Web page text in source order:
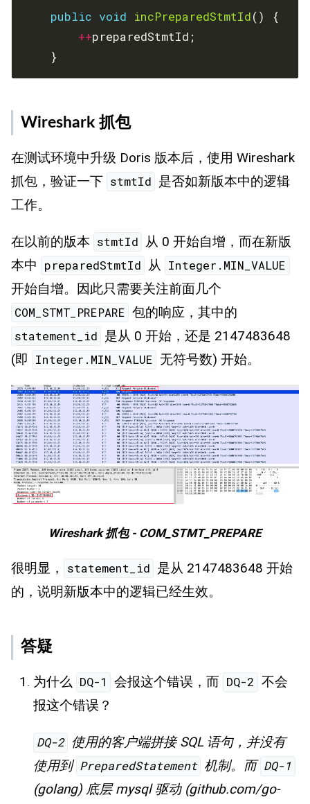
public void incPreparedStmtId
++
    }
Wireshark 抓包
在测试环境中升级 Doris 版本后，使用 Wireshark
抓包，验证一下 stmtId 是否如新版本中的逻辑
工作。
在以前的版本 stmtId 从 0 开始自增，而在新版
本中 preparedStmtId 从 Integer.MIN_VALUE
开始自增。因此只需要关注前面几个
COM_STMT_PREPARE 包的响应，其中的
statement_id 是从 0 开始，还是 2147483648
(即 Integer.MIN_VALUE 无符号数) 开始。
Wireshark 抓包 - COM_STMT_PREPARE
很明显， statement_id 是从 2147483648 开始
的，说明新版本中的逻辑已经生效。
答疑
为什么 DQ-1 会报这个错误，而 DQ-2 不会
报这个错误？
DQ-2 使用的客户端拼接 SQL 语句，并没有
使用到 PreparedStatement 机制。而 DQ-1
(golang) 底层 mysql 驱动 (github.com/go-